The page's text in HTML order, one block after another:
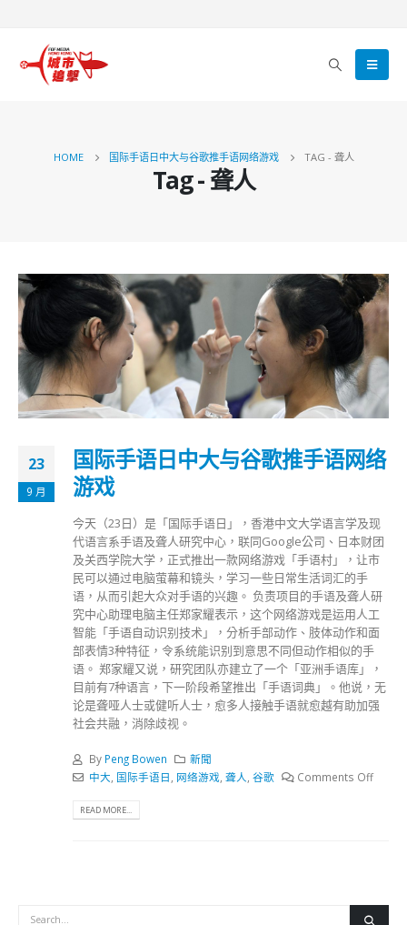
HOME 国际手语日中大与谷歌推手语网络游戏 TAG - 聋人
Tag - 聋人
23
9 月
国际手语日中大与谷歌推手语网络
游戏
今天（23日）是「国际手语日」，香港中文大学语言学及现
代语言系手语及聋人研究中心，联同Google公司、日本财团
及关西学院大学，正式推出一款网络游戏「手语村」，让市
民可以通过电脑萤幕和镜头，学习一些日常生活词汇的手
语，从而引起大众对手语的兴趣。 负责项目的手语及聋人研
究中心助理电脑主任郑家耀表示，这个网络游戏是运用人工
智能「手语自动识别技术」，分析手部动作、肢体动作和面
部表情3种特征，令系统能识别到意思不同但动作相似的手
语。 郑家耀又说，研究团队亦建立了一个「亚洲手语库」，
目前有7种语言，下一阶段希望推出「手语词典」。他说，无
论是聋哑人士或健听人士，愈多人接触手语就愈越有助加强
社会共融，消除歧视。
By Peng Bowen
新聞
中大 国际手语日 网络游戏, 聋人 谷歌 Comments Off
READ MORE...